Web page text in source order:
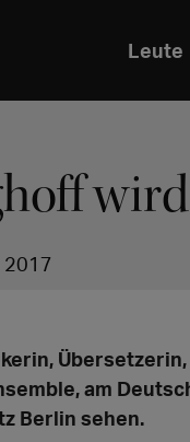
Leute
2017
am
Berlin sehen.